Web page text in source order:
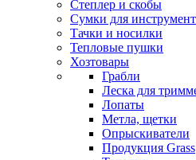
Степлер и скобы
Сумки для
Тачки и носилки
Тепловые пушки
Хозтовары
Грабли
Леска для
Лопаты
Метла, щетки
Опрыскиватели
Продукция Grass